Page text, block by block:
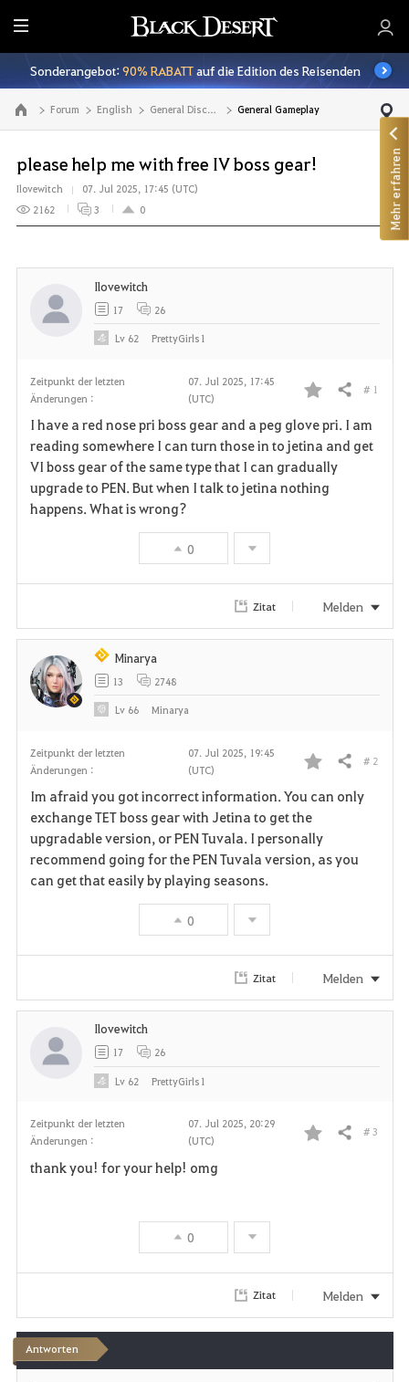
A
l
l
e
Sonderangebot:90% RABATTauf die Edition des Reisenden
Zur Hauptseite Forum English General Discussion General Gameplay
please help me with free IV boss gear!
Ilovewitch
07. Jul 2025, 17:45 (UTC)
2162
3 0
Zeitpunkt der letzten
Änderungen :
07. Jul 2025, 17:45
(UTC)
F
a
v
i
n
Teilen # 1
I have a red nose pri boss gear and a peg glove pri. I am
reading somewhere I can turn those in to jetina and get
VI boss gear of the same type that I can gradually
upgrade to PEN. But when I talk to jetina nothing
happens. What is wrong?
0
Ilovewitch
17 26
Lv 62 PrettyGirls1
Zitat Melden
Zeitpunkt der letzten
Änderungen :
07. Jul 2025, 19:45
(UTC)
F
a
v
i
n
Teilen # 2
Im afraid you got incorrect information. You can only
exchange TET boss gear with Jetina to get the
upgradable version, or PEN Tuvala. I personally
recommend going for the PEN Tuvala version, as you
can get that easily by playing seasons.
0
Minarya
13 2748
Lv 66 Minarya
Zitat Melden
Zeitpunkt der letzten
Änderungen :
07. Jul 2025, 20:29
(UTC)
F
i
Teilen # 3
thank you! for your help! omg
0
Ilovewitch
17 26
Lv 62 PrettyGirls1
Zitat Melden
Antworten
Mehr erfahren